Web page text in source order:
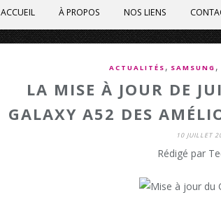
ACCUEIL À PROPOS NOS LIENS
ACTUALITÉS , SAMSUNG ,
LA MISE À JOUR DE
GALAXY A52 DES
10 JUILLET
Rédigé par